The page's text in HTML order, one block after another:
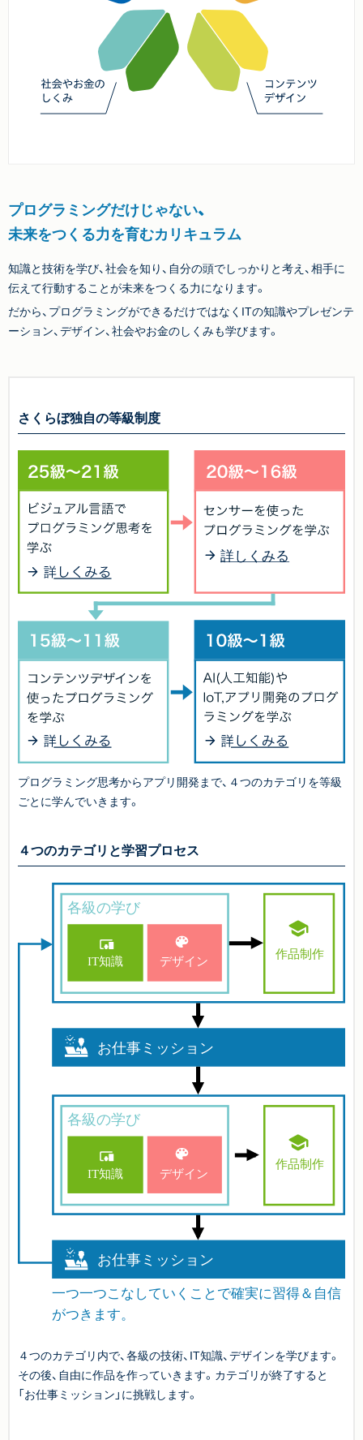
プログラミングだけじゃない、
未来をつくる力を育むカリキュラム
知識と技術を学び、社会を知り、自分の頭でしっかりと考え、相手に
伝えて行動することが未来をつくる力になります。
だから、プログラミングができるだけではなくITの知識やプレゼンテ
ーション、デザイン、社会やお金のしくみも学びます。
さくらぼ独自の等級制度
プログラミング思考からアプリ開発まで、４つのカテゴリを等級
ごとに学んでいきます。
４つのカテゴリと学習プロセス
４つのカテゴリ内で、各級の技術、IT知識、デザインを学びます。
その後、自由に作品を作っていきます。カテゴリが終了すると
「お仕事ミッション」に挑戦します。